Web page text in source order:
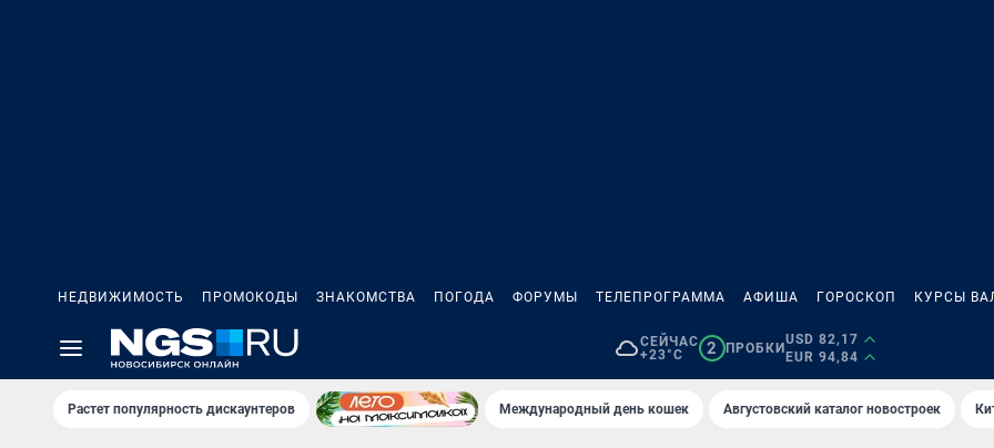
НЕДВИЖИМОСТЬ ПРОМОКОДЫ ЗНАКОМСТВА ПОГОДА ФОРУМЫ ТЕЛЕПРОГРАММА АФИША ГОРОСКОП КУРСЫ
СЕЙЧАС
+23°C
2 ПРОБКИ
USD 82,17
EUR 94,84
Растет популярность дискаунтеров Международный день кошек Августовский каталог новостроек